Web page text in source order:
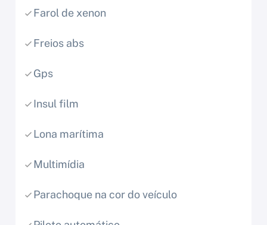
Farol de xenon
Freios abs
Gps
Insul film
Lona marítima
Multimídia
Parachoque na cor do veículo